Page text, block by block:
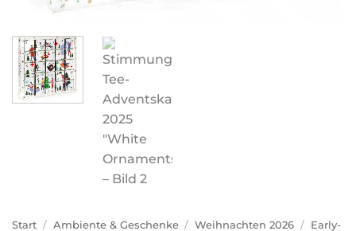
Start / Ambiente & Geschenke / Weihnachten 2026 / Early-